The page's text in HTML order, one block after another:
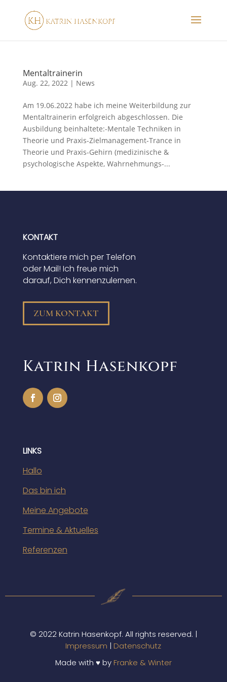
Mentaltrainerin
Aug. 22, 2022| News
Am 19.06.2022 habe ich meine Weiterbildung zur
Mentaltrainerin erfolgreich abgeschlossen. Die
Ausbildung beinhaltete:-Mentale Techniken in
Theorie und Praxis-Zielmanagement-Trance in
Theorie und Praxis-Gehirn (medizinische &
psychologische Aspekte, Wahrnehmungs-...
KONTAKT
Kontaktiere mich per Telefon
oder Mail! Ich freue mich
darauf, Dich kennenzulernen.
ZUM KONTAKT
Katrin Hasenkopf
LINKS
Hallo
Das bin ich
Meine Angebote
Termine & Aktuelles
Referenzen
© 2022 Katrin Hasenkopf. All rights reserved. |
Impressum | Datenschutz
Made with ♥ by Franke & Winter